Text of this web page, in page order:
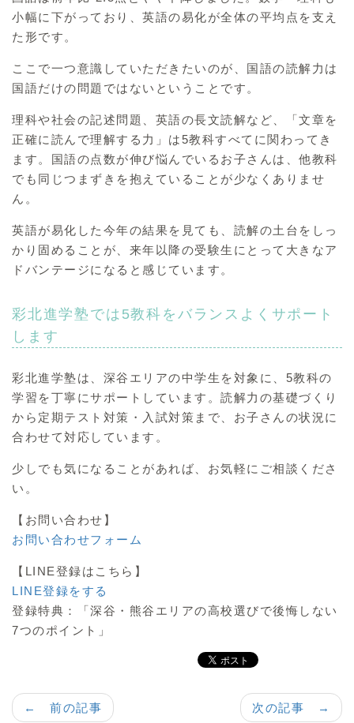
小幅に下がっており、英語の易化が全体の平均点を支え
た形です。
ここで一つ意識していただきたいのが、国語の読解力は
国語だけの問題ではないということです。
理科や社会の記述問題、英語の長文読解など、「文章を
正確に読んで理解する力」は5教科すべてに関わってき
ます。国語の点数が伸び悩んでいるお子さんは、他教科
でも同じつまずきを抱えていることが少なくありませ
ん。
英語が易化した今年の結果を見ても、読解の土台をしっ
かり固めることが、来年以降の受験生にとって大きなア
ドバンテージになると感じています。
彩北進学塾では5教科をバランスよくサポート
します
彩北進学塾は、深谷エリアの中学生を対象に、5教科の
学習を丁寧にサポートしています。読解力の基礎づくり
から定期テスト対策・入試対策まで、お子さんの状況に
合わせて対応しています。
少しでも気になることがあれば、お気軽にご相談くださ
い。
【お問い合わせ】
お問い合わせフォーム
【LINE登録はこちら】
LINE登録をする
登録特典：「深谷・熊谷エリアの高校選びで後悔しない
7つのポイント」
次の記事 →
← 前の記事